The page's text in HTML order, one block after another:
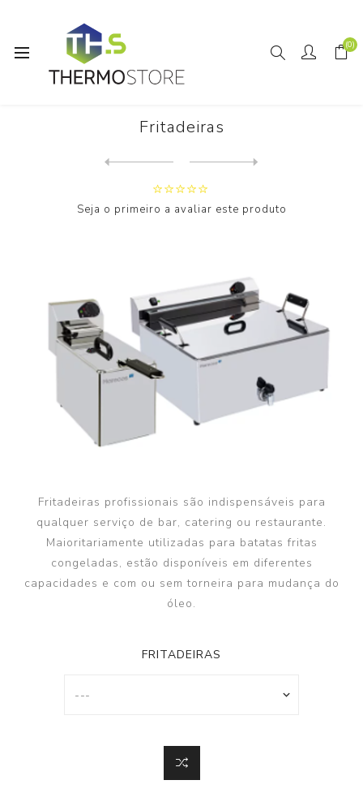
(0)
Início Horeca
Fritadeiras
Seja o primeiro a avaliar este produto
Fritadeiras profissionais são indispensáveis para
qualquer serviço de bar, catering ou restaurante.
Maioritariamente utilizadas para batatas fritas
congeladas, estão disponíveis em diferentes
capacidades e com ou sem torneira para mudança do
óleo.
FRITADEIRAS